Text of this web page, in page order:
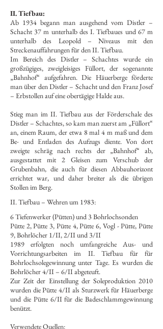
II. Tiefbau:
Ab 1934 begann man ausgehend vom Distler –
Schacht 37 m unterhalb des I. Tiefbaues und 67 m
unterhalb des Leopold – Niveaus mit den
Streckenauffahrungen für den II. Tiefbau.
Im Bereich des Distler – Schachtes wurde ein
großzügiges, zweigleisiges Füllort, der sogenannte
„Bahnhof“ aufgefahren. Die Häuerberge förderte
man über den Distler – Schacht und den Franz Josef
– Erbstollen auf eine obertägige Halde aus.
Stieg man im II. Tiefbau aus der Förderschale des
Distler – Schachtes, so kam man zuerst am „Füllort“
an, einem Raum, der etwa 8 mal 4 m maß und dem
Be- und Entladen des Aufzugs diente. Von dort
zweigte schräg nach rechts der „Bahnhof“ ab,
ausgestattet mit 2 Gleisen zum Verschub der
Grubenbahn, die auch für diesen Abbauhorizont
errichtet war, und daher breiter als die übrigen
Stollen im Berg.
II. Tiefbau – Wehren um 1983:
6 Tiefenwerker (Pütten) und 3 Bohrlochsonden
Pütte 2, Pütte 3, Pütte 4, Pütte 6, Vogl - Pütte, Pütte
9, Bohrlöcher 1/II, 2/II und 3/II
1989 erfolgten noch umfangreiche Aus- und
Vorrichtungsarbeiten im II. Tiefbau für für
Bohrlochsolegewinnung unter Tage. Es wurden die
Bohrlöcher 4/II – 6/II abgeteuft.
Zur Zeit der Einstellung der Soleproduktion 2010
wurden die Pütte 4/II als Sturzwerk für Häuerberge
und die Pütte 6/II für die Badeschlammgewinnung
benützt.
Verwendete Quellen: